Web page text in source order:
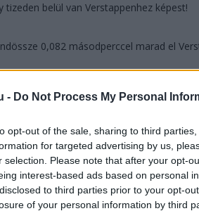
- Do Not Process My Personal
opt-out of the sale, sharing to third
for targeted advertising by us,
selection. Please note that after your opt-
interest-based ads based on personal
to third parties prior to your opt-
of your personal information by third
tizeden belül van Verstappenhez képest!
0,082 másodperccel marad el
nem hagyott neki elég helyet a pálya
- nem dominálnak: Norris a
jön ki most a pályára, biztosan nagy